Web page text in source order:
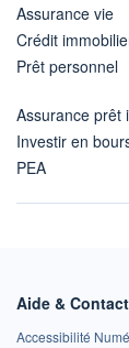
Assurance vie
Crédit
Prêt personnel
Assurance prêt
Investir en
PEA
Aide & Contact
Accessibilité